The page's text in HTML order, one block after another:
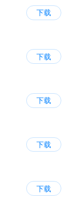
下载
下载
下载
下载
下载